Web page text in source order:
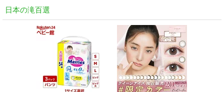
日本の滝百選